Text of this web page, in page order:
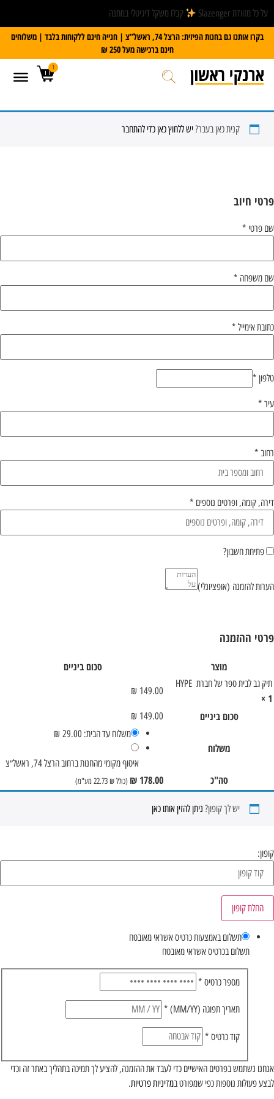
על כל מזוודת Slazenger
קבלו משקל דיגיטלי במתנה
בקרו אותנו גם בחנות הפיזית: הרצל 74, ראשל”צ | חנייה חינם ללקוחות בלבד | משלוחים
חינם ברכישה מעל 250 ₪
1
קנית כאן בעבר?יש ללחוץ כאן כדי להתחבר
פרטי חיוב‫
שם פרטי *
שם משפחה *
כתובת אימייל *
טלפון *
עיר *
רחוב *
דירה, קומה, ופרטים נוספים *
פתיחת חשבון?
הערות להזמנה (אופציונלי)
פרטי ההזמנה
מוצר סכום ביניים
תיק גב לבית ספר של חברת HYPE
× 1
₪ 149.00
סכום ביניים ₪ 149.00
משלוח
משלוח עד הבית: ₪ 29.00
איסוף מקומי מהחנות ברחוב הרצל 74, ראשל״צ
סה"כ ₪ 178.00 (כולל₪ מע"מ)
יש לך קופון? ניתן להזין אותו כאן
קופון:
החלת קופון
תשלום באמצעות כרטיס אשראי מאובטח
תשלום בכרטיס אשראי מאובטח
מספר כרטיס *
תאריך תפוגה (MM/YY) *
קוד כרטיס *
אנחנו נשתמש בפרטים האישיים כדי לעבד את ההזמנה, להציע לך תמיכה בתהליך באתר זה וכדי
לבצע פעולות נוספות כפי שמפורט במדיניות פרטיות.